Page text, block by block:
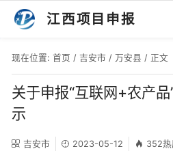
江西项目申报
现在位置: 首页 / 吉安市 / 万安县 / 正文
关于申报“互联网+农产
示
吉安市 2023-05-12 352热